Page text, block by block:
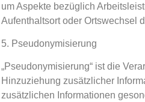
um Aspekte bezüglich
Aufenthaltsort oder Ortswechsel
5. Pseudonymisierung
„Pseudonymisierung“ ist die
Hinzuziehung zusätzlicher
zusätzlichen Informationen